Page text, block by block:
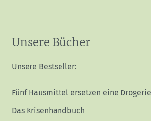
Unsere Bücher
Unsere Bestseller:
Fünf Hausmittel ersetzen eine Drogerie
Das Krisenhandbuch